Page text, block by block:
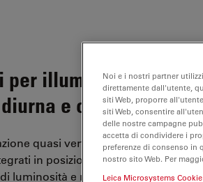
per illuminazione con
e colori reali
quasi verticale Leica LED3000
in posizione quasi verticale
luminosità e riduce le ombre,
Noi e i nostri partner
direttamente dall'utente,
siti Web, proporre
siti Web, consentire
delle nostre campagne
accetta di condividere i
preferenze di consenso in
nostro sito Web. Per
Leica Microsystems